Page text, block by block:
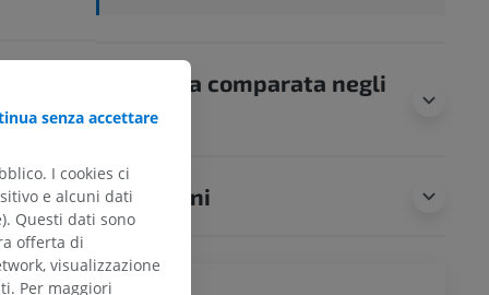
U.S. edition
107/).
Anatomia comparata negli
animali
Traduzioni
senza accettare
I cookies ci
e alcuni dati
Questi dati sono
offerta di
visualizzazione
Per maggiori